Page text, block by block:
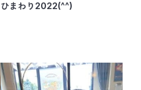
ひまわり2022(^^)